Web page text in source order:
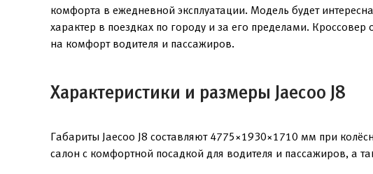
комфорта в ежедневной эксплуатации. Модель будет
характер в поездках по городу и за его пределами.
на комфорт водителя и пассажиров.
Характеристики и размеры Jaecoo J8
Габариты Jaecoo J8 составляют 4775×1930×1710 мм при
салон с комфортной посадкой для водителя и пассажиров, а